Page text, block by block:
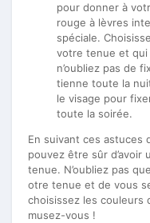
pour donner à
rouge à lèvres
spéciale.
votre tenue et qui
n’oubliez pas de
tienne toute la
le visage pour
toute la soirée.
En suivant ces astuces
pouvez être sûr d’avoir
tenue. N’oubliez pas
otre tenue et de vous
choisissez les couleurs
musez-vous !